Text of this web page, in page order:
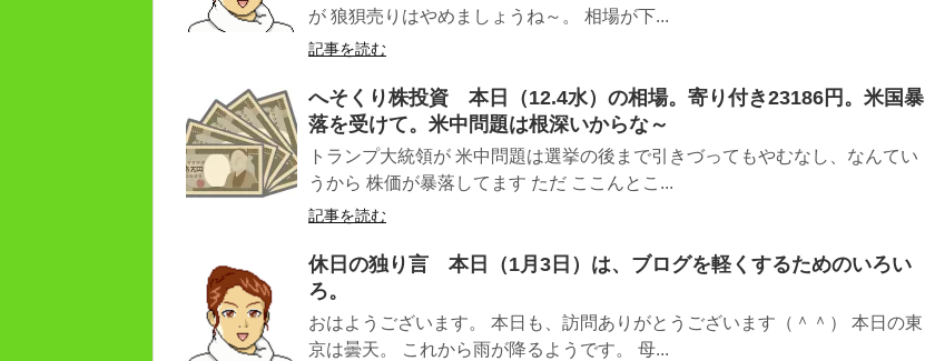
が 狼狽売りはやめましょうね～。 相場が下...
記事を読む
へそくり株投資 本日（12.4水）の相場。寄り付き23186円。米国暴
落を受けて。米中問題は根深いからな～
トランプ大統領が 米中問題は選挙の後まで引きづってもやむなし、なんてい
うから 株価が暴落してます ただ ここんとこ...
記事を読む
休日の独り言 本日（1月3日）は、ブログを軽くするためのいろい
ろ。
おはようございます。 本日も、訪問ありがとうございます（＾＾） 本日の東
京は曇天。 これから雨が降るようです。 母...